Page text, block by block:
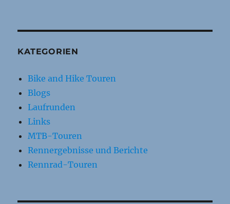
KATEGORIEN
Bike and Hike Touren
Blogs
Laufrunden
Links
MTB-Touren
Rennergebnisse und Berichte
Rennrad-Touren